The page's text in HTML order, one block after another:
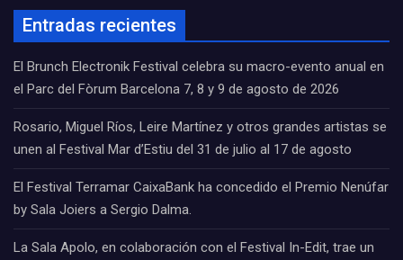
Entradas recientes
El Brunch Electronik Festival celebra su macro-evento anual en
el Parc del Fòrum Barcelona 7, 8 y 9 de agosto de 2026
Rosario, Miguel Ríos, Leire Martínez y otros grandes artistas se
unen al Festival Mar d’Estiu del 31 de julio al 17 de agosto
El Festival Terramar CaixaBank ha concedido el Premio Nenúfar
by Sala Joiers a Sergio Dalma.
La Sala Apolo, en colaboración con el Festival In-Edit, trae un